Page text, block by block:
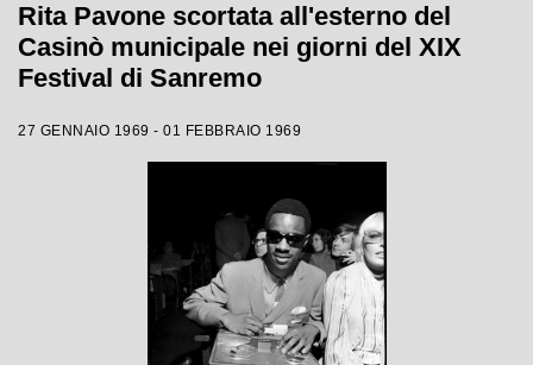
Rita Pavone scortata all'esterno del
Casinò municipale nei giorni del XIX
Festival di Sanremo
27 GENNAIO 1969 - 01 FEBBRAIO 1969